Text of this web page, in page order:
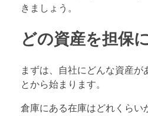
きましょう。
どの資産を担保
まずは、自社にどんな資産が
とから始まります。
倉庫にある在庫はどれくらい